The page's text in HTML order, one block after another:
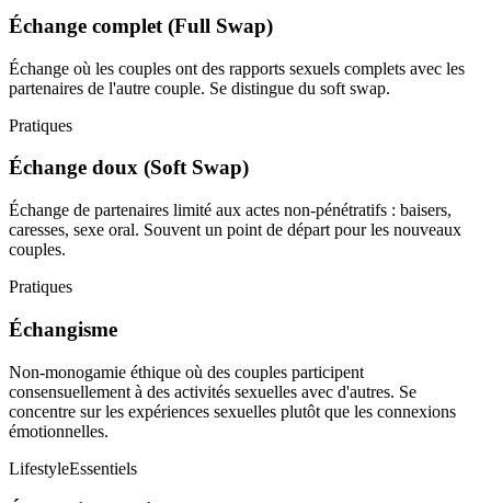
Échange complet (Full Swap)
Échange où les couples ont des rapports sexuels complets avec les
partenaires de l'autre couple. Se distingue du soft swap.
Pratiques
Échange doux (Soft Swap)
Échange de partenaires limité aux actes non-pénétratifs : baisers,
caresses, sexe oral. Souvent un point de départ pour les nouveaux
couples.
Pratiques
Échangisme
Non-monogamie éthique où des couples participent
consensuellement à des activités sexuelles avec d'autres. Se
concentre sur les expériences sexuelles plutôt que les connexions
émotionnelles.
LifestyleEssentiels